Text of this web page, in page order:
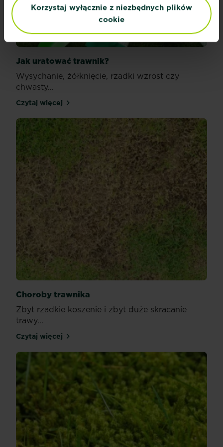
Korzystaj wyłącznie z niezbędnych plików
cookie
Jak uratować trawnik?
Wysychanie, żółknięcie, rzadki wzrost czy
chwasty...
Czytaj więcejJak uratować trawnik?
Choroby trawnika
Zbyt rzadkie koszenie i zbyt duże skracanie
trawy...
Czytaj więcejChoroby trawnika